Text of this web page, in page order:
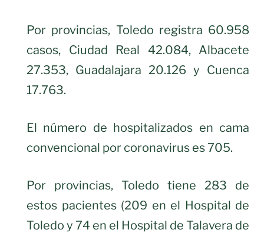
Por provincias, Toledo registra 60.958
casos, Ciudad Real 42.084, Albacete
27.353, Guadalajara 20.126 y Cuenca
17.763.
El número de hospitalizados en cama
convencional por coronavirus es 705.
Por provincias, Toledo tiene 283 de
estos pacientes (209 en el Hospital de
Toledo y 74 en el Hospital de Talavera de